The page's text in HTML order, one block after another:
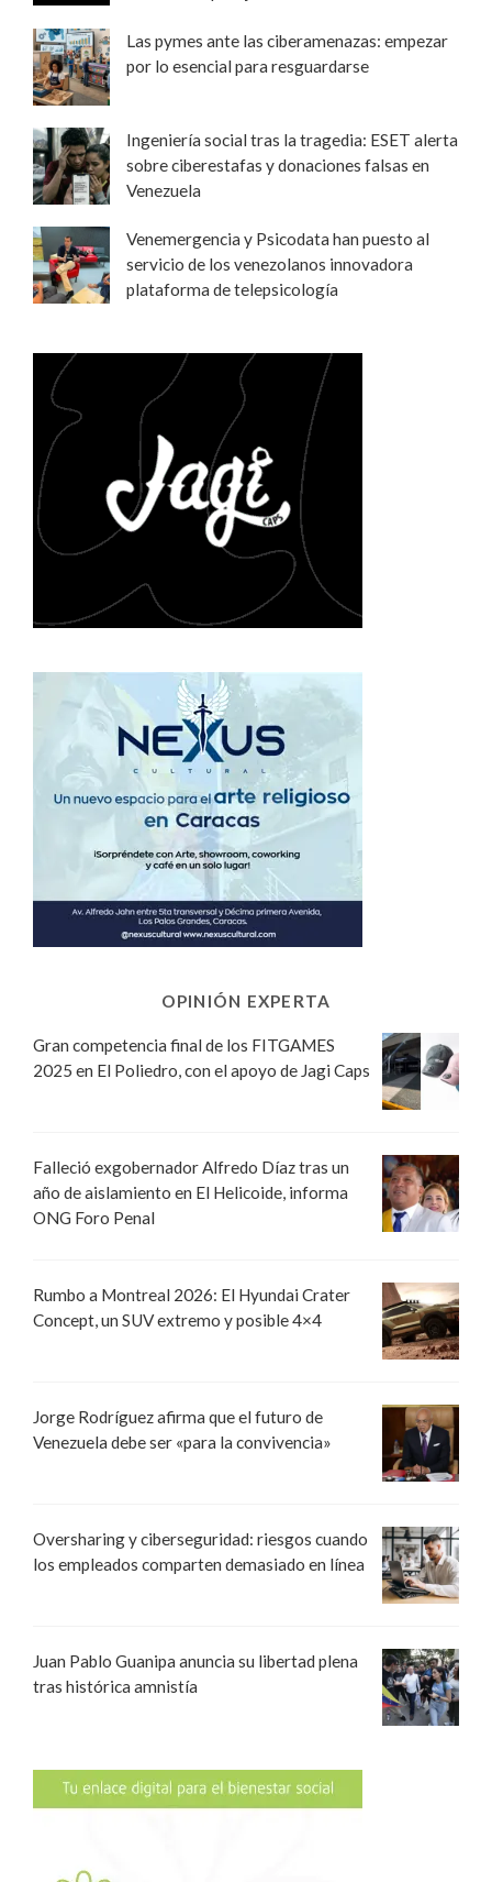
Las pymes ante las ciberamenazas: empezar
por lo esencial para resguardarse
Ingeniería social tras la tragedia: ESET alerta
sobre ciberestafas y donaciones falsas en
Venezuela
Venemergencia y Psicodata han puesto al
servicio de los venezolanos innovadora
plataforma de telepsicología
OPINIÓN EXPERTA
Gran competencia final de los FITGAMES
2025 en El Poliedro, con el apoyo de Jagi Caps
Falleció exgobernador Alfredo Díaz tras un
año de aislamiento en El Helicoide, informa
ONG Foro Penal
Rumbo a Montreal 2026: El Hyundai Crater
Concept, un SUV extremo y posible 4×4
Jorge Rodríguez afirma que el futuro de
Venezuela debe ser «para la convivencia»
Oversharing y ciberseguridad: riesgos cuando
los empleados comparten demasiado en línea
Juan Pablo Guanipa anuncia su libertad plena
tras histórica amnistía